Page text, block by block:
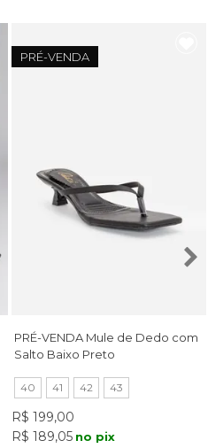
PRÉ-VENDA
PRÉ-VENDA Mule de Dedo com
Salto Baixo Preto
40 41 42 43
R$ 199,00
R$ 189,05 no pix